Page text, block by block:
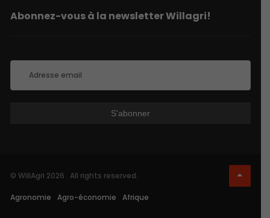
Abonnez-vous à la newsletter Willagri!
© WillAgri 2026 . All rights reserved.
Agronomie Agro-économie Afrique